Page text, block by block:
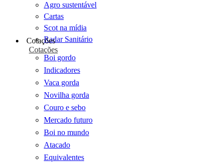
Agro sustentável
Cartas
Scot na mídia
Radar Sanitário
Cotações
Cotações
Boi gordo
Indicadores
Vaca gorda
Novilha gorda
Couro e sebo
Mercado futuro
Boi no mundo
Atacado
Equivalentes